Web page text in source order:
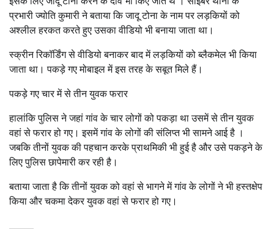
प्रभारी ज्योति कुमारी ने बताया कि जादू टोना के नाम पर लड़कियों को
अश्लील हरकत करते हुए उसका वीडियो भी बनाया जाता था।
स्क्रीन रिकॉर्डिंग से वीडियो बनाकर बाद में लड़कियों को ब्लैकमेल भी किया
जाता था। पकड़े गए मोबाइल में इस तरह के सबूत मिले हैं।
पकड़े गए चार में से तीन युवक फरार
हालांकि पुलिस ने जहां गांव के चार लोगों को पकड़ा था उसमें से तीन युवक
वहां से फरार हो गए। इसमें गांव के लोगों की संलिप्त भी सामने आई है ।
जबकि तीनों युवक की पहचान करके प्राथमिकी भी हुई है और उसे पकड़ने के
लिए पुलिस छापेमारी कर रही है।
बताया जाता है कि तीनों युवक को वहां से भागने में गांव के लोगों ने भी हस्तक्षेप
किया और चकमा देकर युवक वहां से फरार हो गए।